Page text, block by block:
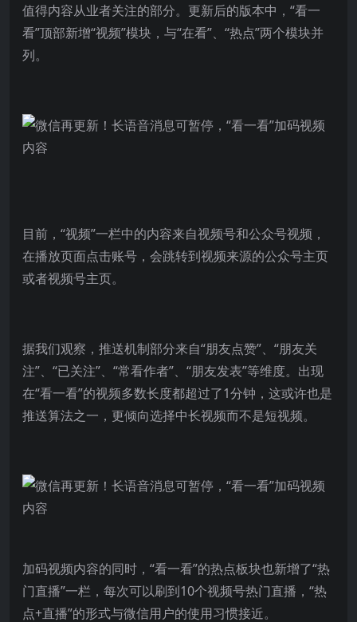
值得内容从业者关注的部分。更新后的版本中，“看一
看”顶部新增“视频”模块，与“在看”、“热点”两个模块并
列。
目前，“视频”一栏中的内容来自视频号和公众号视频，
在播放页面点击账号，会跳转到视频来源的公众号主页
或者视频号主页。
据我们观察，推送机制部分来自“朋友点赞”、“朋友关
注”、“已关注”、“常看作者”、“朋友发表”等维度。出现
在“看一看”的视频多数长度都超过了1分钟，这或许也是
推送算法之一，更倾向选择中长视频而不是短视频。
加码视频内容的同时，“看一看”的热点板块也新增了“热
门直播”一栏，每次可以刷到10个视频号热门直播，“热
点+直播”的形式与微信用户的使用习惯接近。